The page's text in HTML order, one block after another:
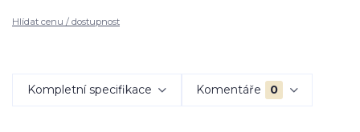
Hlídat cenu / dostupnost
Kompletní specifikace Komentáře 0